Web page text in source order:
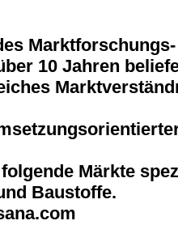
10 Jahren
Märkte
Baustoffe.